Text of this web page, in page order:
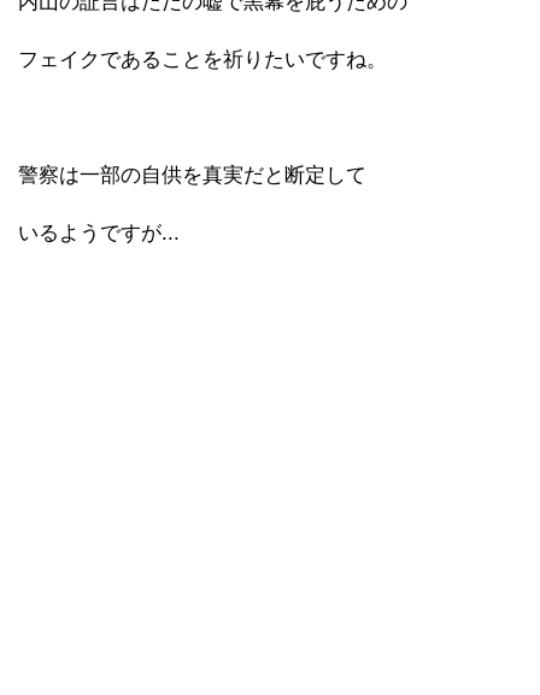
フェイクであることを祈りたいですね。
警察は一部の自供を真実だと断定して
いるようですが...